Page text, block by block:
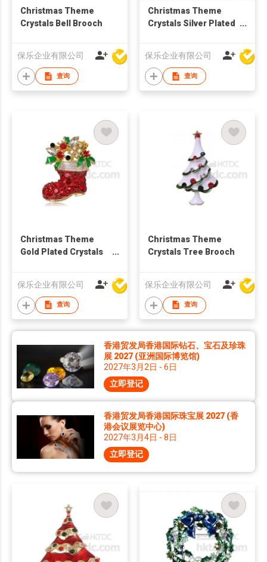
Christmas Theme
Crystals Bell Brooch
保乐企业有限公司
查询
Christmas Theme
Crystals Silver Plated
保乐企业有限公司
查询
Christmas Theme
Gold Plated Crystals
保乐企业有限公司
查询
Christmas Theme
Crystals Tree Brooch
保乐企业有限公司
查询
香港贸发局香港国际钻石、宝石及珍珠
展 2027 (亚洲国际博览馆)
2027年3月2日 - 6日
立即登记
香港贸发局香港国际珠宝展 2027 (香
港会议展览中心)
2027年3月4日 - 8日
立即登记